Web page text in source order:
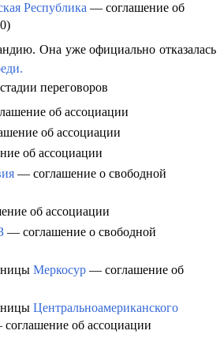
Республика — соглашение об
Она уже официально отказалась
переговоров
об ассоциации
об ассоциации
об ассоциации
— соглашение о свободной
об ассоциации
— соглашение о свободной
Меркосур — соглашение об
Центральноамериканского
об ассоциации